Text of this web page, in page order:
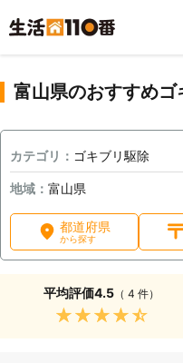
富山県のおすすめ
カテゴリ： ゴキブリ駆除
地域： 富山県
都道府県
から探す
平均評価4.5 （ 4 件）
★★★★★